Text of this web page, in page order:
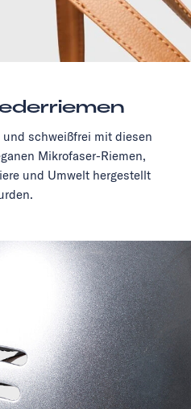
schweißfrei mit diesen
Mikrofaser-Riemen,
und Umwelt hergestellt